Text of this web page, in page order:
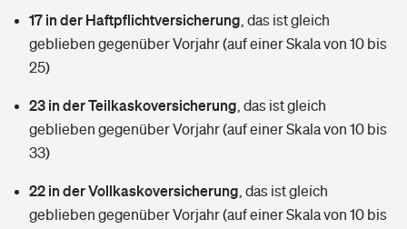
Wer versichert was: Jetzt Versicherer finden
Sie haben Fragen?
Mietkautionsversicherung
Restkreditversicherung
Zur Übersicht
Reiseversicherung
Handyversicherung
Zur Übersicht
Wer versichert was: Jetzt Versicherer finden
Sie haben Fragen?
17 in der Haftpflichtversicherung das ist gleich
geblieben gegenüber Vorjahr (auf einer Skala von 10 bis
25)
23 in der Teilkaskoversicherung das ist gleich
geblieben gegenüber Vorjahr (auf einer Skala von 10 bis
33)
22 in der Vollkaskoversicherung das ist gleich
geblieben gegenüber Vorjahr (auf einer Skala von 10 bis